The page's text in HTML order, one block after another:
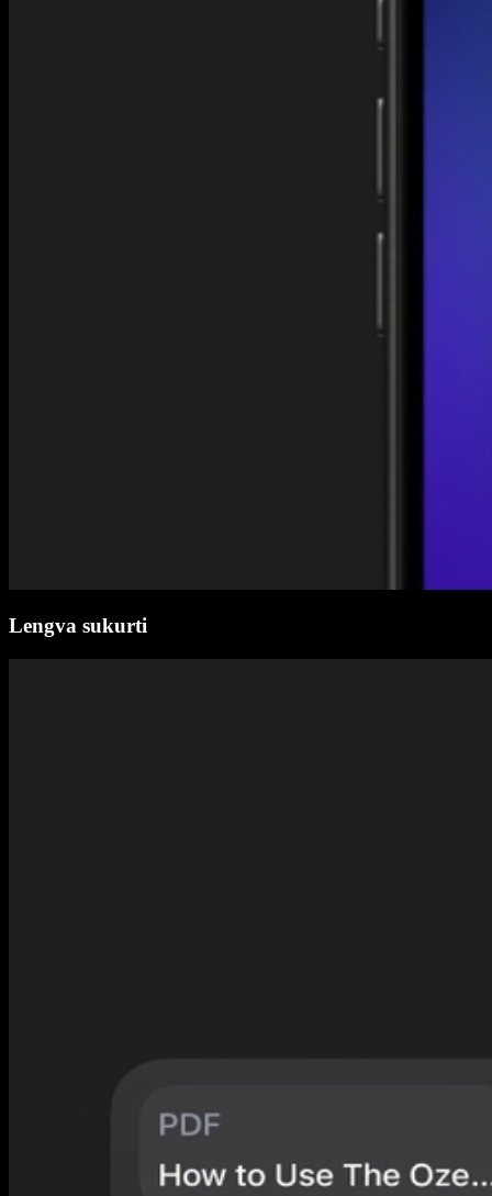
Lengva sukurti